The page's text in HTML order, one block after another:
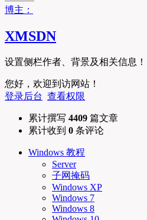
博主：
XMSDN
设置侧栏作者、背景及相关信息！
您好，欢迎到访网站！
登录后台 查看权限
累计撰写 4409 篇文章
累计收到 0 条评论
Windows 教程
Server
子网掩码
Windows XP
Windows 7
Windows 8